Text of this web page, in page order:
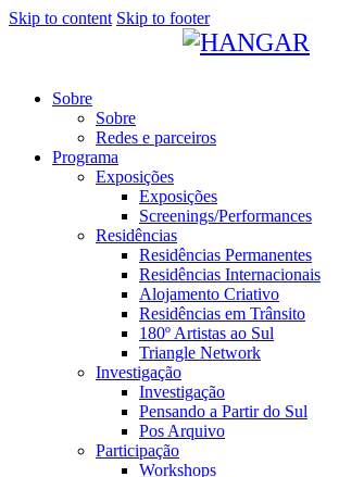
Skip to content Skip to footer
Sobre
Sobre
Redes e parceiros
Programa
Exposições
Exposições
Screenings/Performances
Residências
Residências Permanentes
Residências Internacionais
Alojamento Criativo
Residências em Trânsito
180º Artistas ao Sul
Triangle Network
Investigação
Investigação
Pensando a Partir do Sul
Pos Arquivo
Participação
Workshops